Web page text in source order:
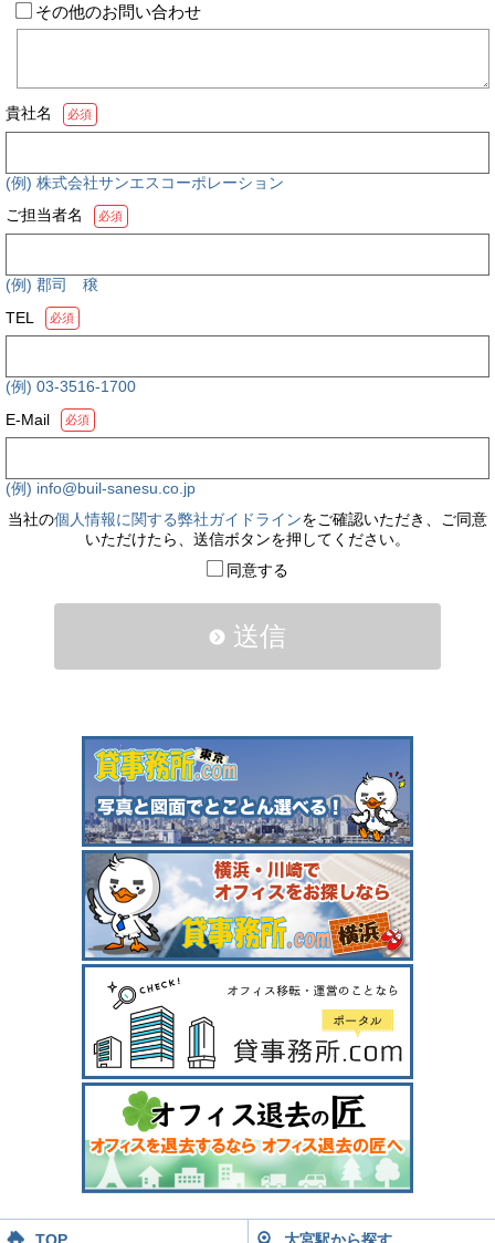
その他のお問い合わせ
貴社名 必須
(例) 株式会社サンエスコーポレーション
ご担当者名
必須
(例) 郡司 穣
TEL
必須
(例) 03-3516-1700
E-Mail
必須
(例) info@buil-sanesu.co.jp
当社の個人情報に関する弊社ガイドラインをご確認いただき、ご同意
いただけたら、送信ボタンを押してください。
同意する
送信
TOP 大宮駅から探す